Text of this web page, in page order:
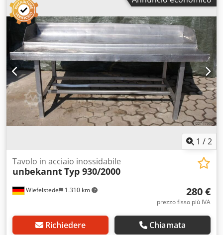
1 /2
Wiefelstede 1.310 km
Tavolo in acciaio inossidabile
unbekanntTyp 930/2000
280 €
prezzo fisso più IVA
Richiedere Chiamata